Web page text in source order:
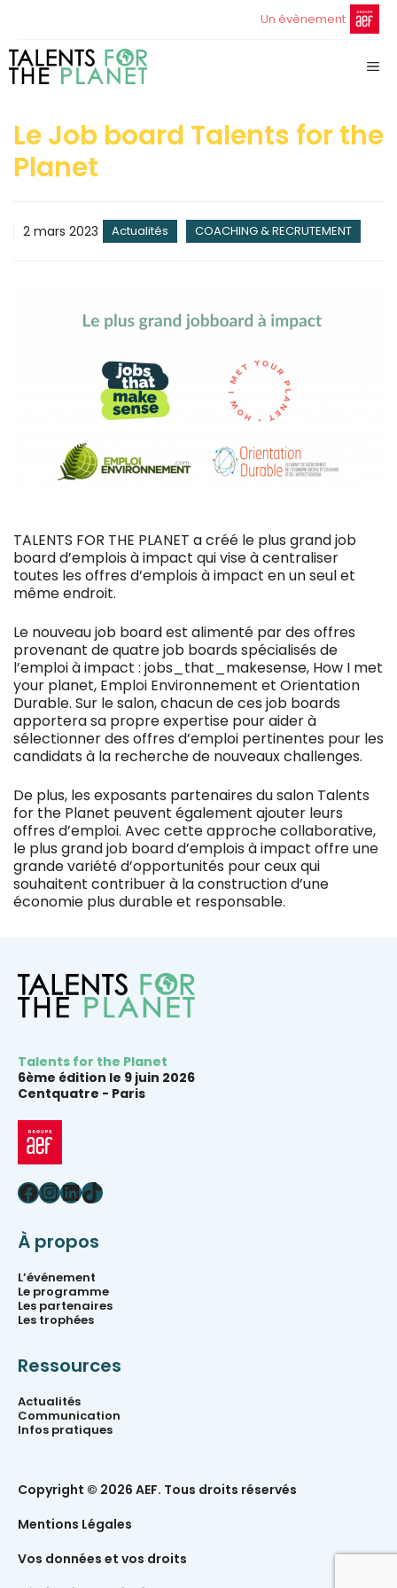
Un évènement
Le Job board Talents for the
Planet
2 mars 2023 Actualités COACHING & RECRUTEMENT
TALENTS FOR THE PLANET a créé le plus grandjob
board d’emplois à impact qui vise à centraliser
toutes les offres d’emplois à impact en un seul et
même endroit.
Le nouveau job board est alimenté par des offres
provenant de quatre job boards spécialisés de
l’emploi à impact : jobs_that_makesense, How I met
your planet, Emploi Environnement et Orientation
Durable. Sur le salon, chacun de ces job boards
apportera sa propre expertise pour aider à
sélectionner des offres d’emploi pertinentes pour les
candidats à la recherche de nouveaux challenges.
De plus, les exposants partenaires du salon Talents
for the Planet peuvent également ajouter leurs
offres d’emploi. Avec cette approche collaborative,
le plus grand job board d’emplois à impact offre une
grande variété d’opportunités pour ceux qui
souhaitent contribuer à la construction d’une
économie plus durable et responsable.
Talents for the Planet
6ème édition le 9 juin 2026
Centquatre - Paris
Facebook
Instagram
LinkedIn
TikTok
À propos
L’événement
Le programme
Les partenaires
Les trophées
Ressources
Actualités
Communication
Infos pratiques
Copyright © 2026 AEF. Tous droits réservés
Mentions Légales
Vos données et vos droits